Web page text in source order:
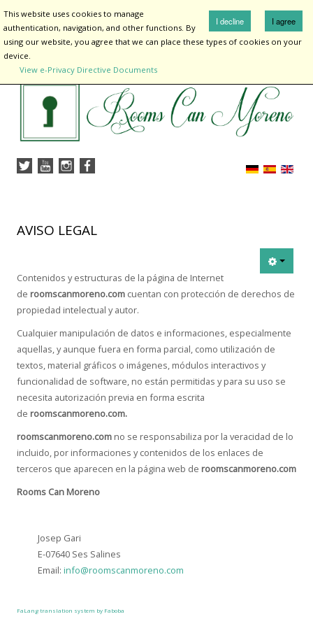
Alojamientos
Rooms Are You
Aviso Legal
AVISO LEGAL
Contenidos y estructuras de la página de Internet
de roomscanmoreno.comcuentan con protección de derechos de
propiedad intelectual y autor.
Cualquier manipulación de datos e informaciones, especialmente
aquellas, y aunque fuera en forma parcial, como utilización de
textos, material gráficos o imágenes, módulos interactivos y
funcionalidad de software, no están permitidas y para su uso se
necesita autorización previa en forma escrita
de roomscanmoreno.com.
roomscanmoreno.comno se responsabiliza por la veracidad de lo
incluido, por informaciones y contenidos de los enlaces de
terceros que aparecen en la página web de roomscanmoreno.com
Rooms Can Moreno
Josep Gari
E-07640 Ses Salines
Email: info@roomscanmoreno.com
FaLang translation system by Faboba
I agree
I decline
This website uses cookies to manage
authentication, navigation, and other functions. By
using our website, you agree that we can place these types of cookies on your
device.
View e-Privacy Directive Documents